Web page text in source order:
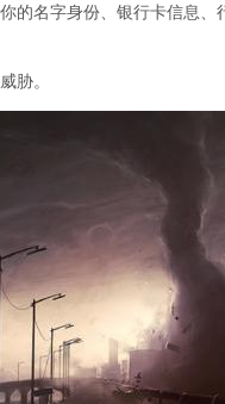
名字身份、银行卡信息、
胁。